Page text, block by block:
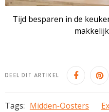
Tijd besparen in de
DEEL DIT ARTIKEL
Tags: Midden-Oosters